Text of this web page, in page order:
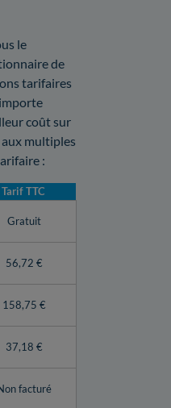
le
de
tarifaires
coût sur
multiples
:
Tarif TTC
Gratuit
56,72 €
158,75 €
37,18 €
facturé